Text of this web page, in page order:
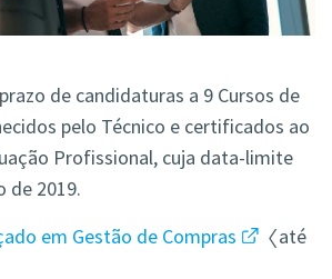
de candidaturas a 9 Cursos de
pelo Técnico e certificados ao
Profissional, cuja data-limite
de 2019.
em Gestão de Compras
〈até